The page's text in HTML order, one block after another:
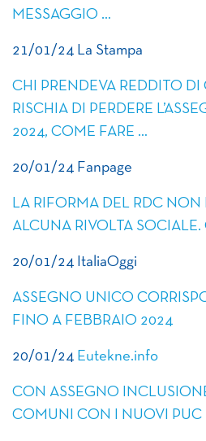
MESSAGGIO …
21/01/24 La Stampa
CHI PRENDEVA REDDITO
RISCHIA DI PERDERE
2024, COME FARE …
20/01/24 Fanpage
LA RIFORMA DEL RDC NON
ALCUNA RIVOLTA
20/01/24 ItaliaOggi
ASSEGNO UNICO
FINO A FEBBRAIO 2024
20/01/24 Eutekne.info
CON ASSEGNO
COMUNI CON I NUOVI PUC